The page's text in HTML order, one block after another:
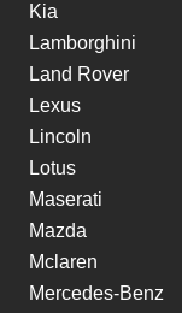
Kia
Lamborghini
Land Rover
Lexus
Lincoln
Lotus
Maserati
Mazda
Mclaren
Mercedes-Benz